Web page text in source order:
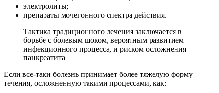
электролиты;
препараты мочегонного спектра действия.
Тактика традиционного лечения заключается в
борьбе с болевым шоком, вероятным развитием
инфекционного процесса, и риском осложнения
панкреатита.
Если все-таки болезнь принимает более тяжелую форму
течения, осложненную такими процессами, как: